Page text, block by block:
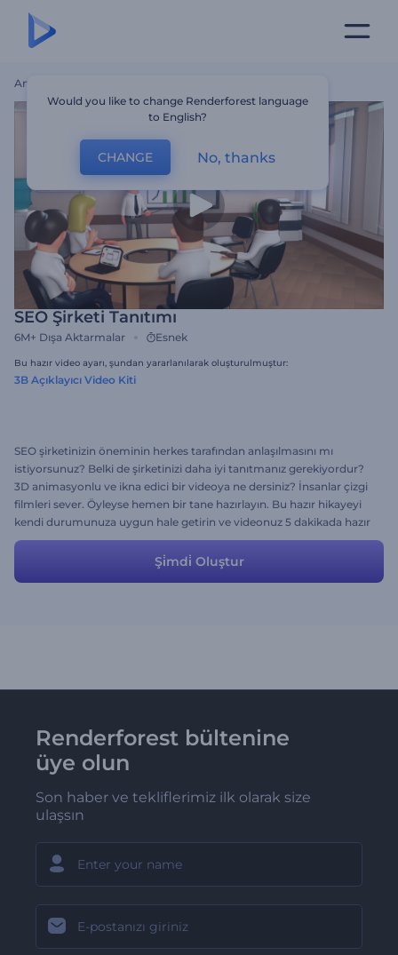
Ana Sayfa
SEO Şirketi Tanıtımı
6M+ Dışa Aktarmalar Esnek
Bu hazır video ayarı, şundan yararlanılarak oluşturulmuştur:
3B Açıklayıcı Video Kiti
SEO şirketinizin öneminin herkes tarafından anlaşılmasını mı
istiyorsunuz? Belki de şirketinizi daha iyi tanıtmanız gerekiyordur?
3D animasyonlu ve ikna edici bir videoya ne dersiniz? İnsanlar çizgi
filmleri sever. Öyleyse hemen bir tane hazırlayın. Bu hazır hikayeyi
kendi durumunuza uygun hale getirin ve videonuz 5 dakikada hazır
olsun. Bir stil ve müzik parçası seçmeyi de unutmayın. İyi
Şi̇mdi̇ Oluştur
Renderforest bültenine
üye olun
Son haber ve tekliflerimiz ilk olarak size
ulaşsın
Would you like to change Renderforest language
to English?
CHANGE No, thanks